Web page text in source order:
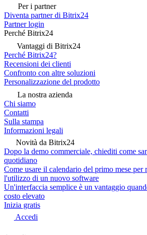
Per i partner
Diventa partner di Bitrix24
Partner login
Perché Bitrix24
Vantaggi di Bitrix24
Perché Bitrix24?
Recensioni dei clienti
Confronto con altre soluzioni
Personalizzazione del prodotto
La nostra azienda
Chi siamo
Contatti
Sulla stampa
Informazioni legali
Novità da Bitrix24
Dopo la demo commerciale, chiediti come
quotidiano
Come usare il calendario del primo mese per
l'utilizzo di un nuovo software
Un'interfaccia semplice è un vantaggio
costo elevato
Inizia gratis
Accedi